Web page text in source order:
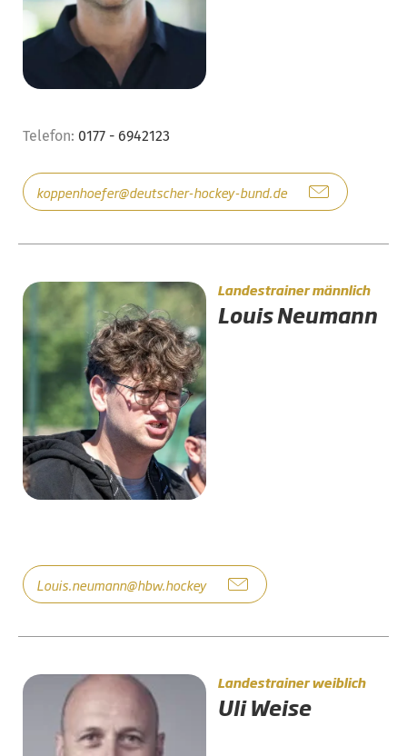
Telefon: 0177 - 6942123
koppenhoefer@deutscher-hockey-bund.de
Landestrainer männlich
Louis Neumann
Louis.neumann@hbw.hockey
Landestrainer weiblich
Uli Weise